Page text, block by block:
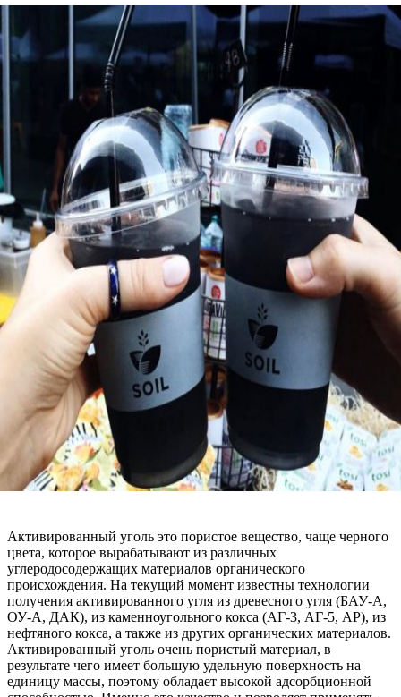
Активированный уголь это пористое вещество, чаще черного
цвета, которое вырабатывают из различных
углеродосодержащих материалов органического
происхождения. На текущий момент известны технологии
получения активированного угля из древесного угля (БАУ-А,
ОУ-А, ДАК), из каменноугольного кокса (АГ-3, АГ-5, АР), из
нефтяного кокса, а также из других органических материалов.
Активированный уголь очень пористый материал, в
результате чего имеет большую удельную поверхность на
единицу массы, поэтому обладает высокой адсорбционной